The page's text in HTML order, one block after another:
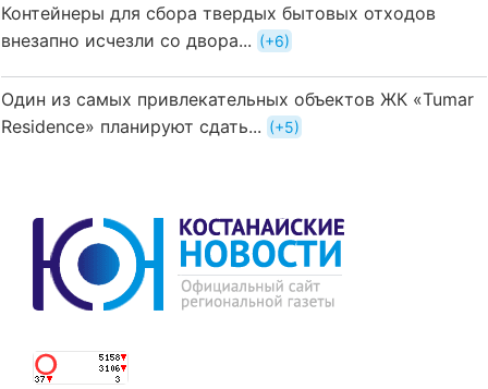
Контейнеры для сбора твердых бытовых отходов
внезапно исчезли со двора...
+6
Один из самых привлекательных объектов ЖК «Tumar
Residence» планируют сдать...
+5